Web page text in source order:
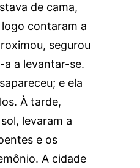
de cama,
contaram a
segurou
a a levantar-se.
e ela
À tarde,
levaram a
e os
A cidade